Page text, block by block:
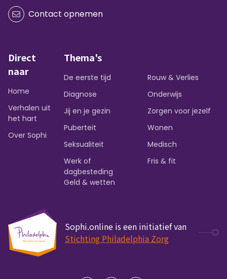
Contact opnemen
Direct
naar
Home
Verhalen uit
het hart
Over Sophi
Thema's
De eerste tijd
Diagnose
Jij en je gezin
Puberteit
Seksualiteit
Werk of
dagbesteding
Rouw & Verlies
Onderwijs
Zorgen voor jezelf
Wonen
Medisch
Fris & fit
Geld & wetten
Sophi.online is een initiatief van
Stichting Philadelphia Zorg